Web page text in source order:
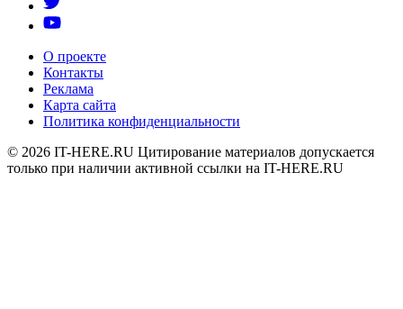
О проекте
Контакты
Реклама
Карта сайта
Политика конфиденциальности
© 2026 IT-HERE.RU Цитирование материалов допускается
только при наличии активной ссылки на IT-HERE.RU